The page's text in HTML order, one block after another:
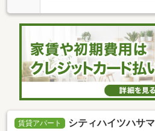
賃貸アパート シティハイツハサマ